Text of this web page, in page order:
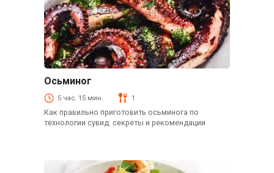
Осьминог
5 час. 15 мин. 1
Как правильно приготовить осьминога по
технологии сувид: секреты и рекомендации